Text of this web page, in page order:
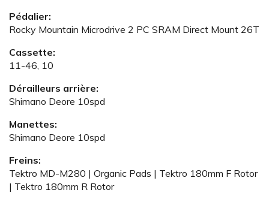
Pédalier:
Rocky Mountain Microdrive 2 PC SRAM Direct Mount 26T
Cassette:
11-46, 10
Dérailleurs arrière:
Shimano Deore 10spd
Manettes:
Shimano Deore 10spd
Freins:
Tektro MD-M280 | Organic Pads | Tektro 180mm F Rotor
| Tektro 180mm R Rotor